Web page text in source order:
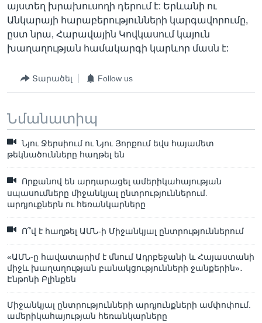
այստեղ խրախուսողի դերում է: Երևանի ու
Անկարայի հարաբերությունների կարգավորումը,
ըստ նրա, Հարավային Կովկասում կայուն
խաղաղության համակարգի կարևոր մասն է:
Տարածել Follow us
Նմանատիպ
Նյու Ջերսիում ու Նյու Յորքում եվս հայամետ
թեկնածունները հաղթել են
Որքանով են արդարացել ամերիկահայության
սպասումները միջանկյալ ընտրություններում.
արդյուքներն ու հեռանկարները
Ո՞վ է հաղթել ԱՄՆ-ի Միջանկյալ ընտրություններում
«ԱՄՆ-ը հավատարիմ է մնում Ադրբեջանի և Հայաստանի
միջև խաղաղության բանակցությունների ջանքերին»․
Էնթոնի Բլինքեն
Միջանկյալ ընտրությունների արդյունքների ամփոփում.
ամերիկահայության հեռանկարները